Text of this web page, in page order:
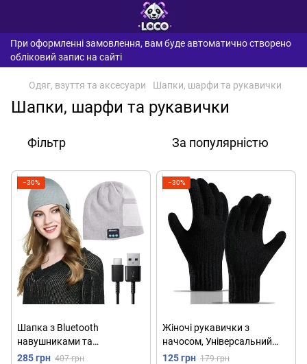
При оформленні замовлення, вам буде автоматично створено
обліковий запис на сайті
Одяг, взуття та аксесуари Шапки, шарфи та рукавички
Шапки, шарфи та рукавички
Фільтр За популярністю
−30%
Шапка з Bluetooth
навушниками та
мікрофоном 22х21см, від
285 грн 407 грн
−30%
Жіночі рукавички з
начосом, Універсальний
розмір / Чорні рукавички /
125 грн 179 грн